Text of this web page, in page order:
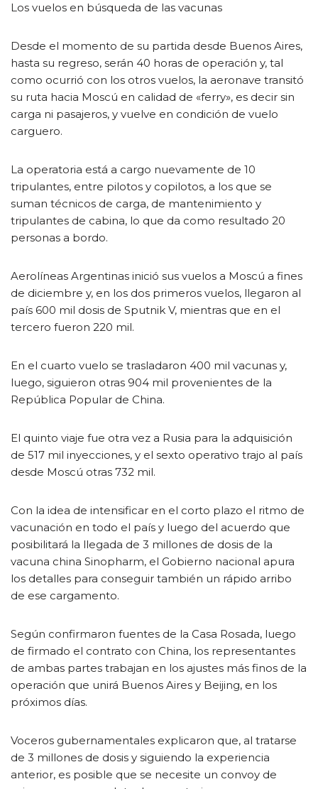
Los vuelos en búsqueda de las vacunas
Desde el momento de su partida desde Buenos Aires,
hasta su regreso, serán 40 horas de operación y, tal
como ocurrió con los otros vuelos, la aeronave transitó
su ruta hacia Moscú en calidad de «ferry», es decir sin
carga ni pasajeros, y vuelve en condición de vuelo
carguero.
La operatoria está a cargo nuevamente de 10
tripulantes, entre pilotos y copilotos, a los que se
suman técnicos de carga, de mantenimiento y
tripulantes de cabina, lo que da como resultado 20
personas a bordo.
Aerolíneas Argentinas inició sus vuelos a Moscú a fines
de diciembre y, en los dos primeros vuelos, llegaron al
país 600 mil dosis de Sputnik V, mientras que en el
tercero fueron 220 mil.
En el cuarto vuelo se trasladaron 400 mil vacunas y,
luego, siguieron otras 904 mil provenientes de la
República Popular de China.
El quinto viaje fue otra vez a Rusia para la adquisición
de 517 mil inyecciones, y el sexto operativo trajo al país
desde Moscú otras 732 mil.
Con la idea de intensificar en el corto plazo el ritmo de
vacunación en todo el país y luego del acuerdo que
posibilitará la llegada de 3 millones de dosis de la
vacuna china Sinopharm, el Gobierno nacional apura
los detalles para conseguir también un rápido arribo
de ese cargamento.
Según confirmaron fuentes de la Casa Rosada, luego
de firmado el contrato con China, los representantes
de ambas partes trabajan en los ajustes más finos de la
operación que unirá Buenos Aires y Beijing, en los
próximos días.
Voceros gubernamentales explicaron que, al tratarse
de 3 millones de dosis y siguiendo la experiencia
anterior, es posible que se necesite un convoy de